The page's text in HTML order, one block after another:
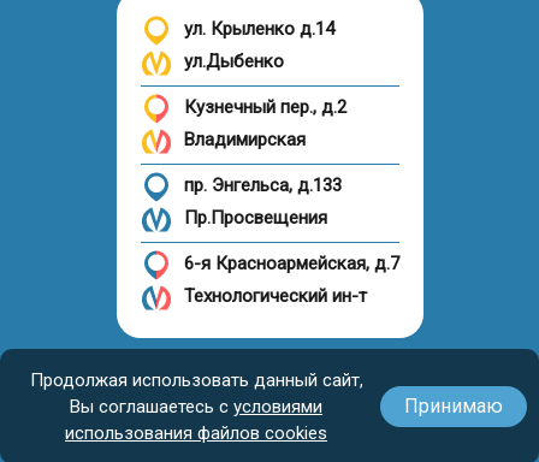
Продолжая использовать данный сайт,
Вы соглашаетесь с условиями
использования файлов cookies
Принимаю
ул. Крыленко д.14
ул.Дыбенко
Кузнечный пер., д.2
Владимирская
пр. Энгельса, д.133
Пр.Просвещения
6-я Красноармейская, д.7
Технологический ин-т
Налоговый вычет